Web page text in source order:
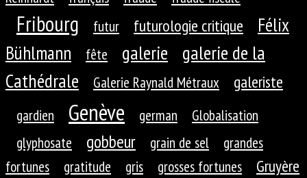
Fribourg futur futurologie critique
Félix
Bühlmann
fête galerie
galerie de la
Cathédrale
Galerie Raynald Métraux galeriste
gardien Genève german
Globalisation
glyphosate
gobbeur grain de sel
grandes
fortunes
gratitude gris grosses fortunes Gruyère